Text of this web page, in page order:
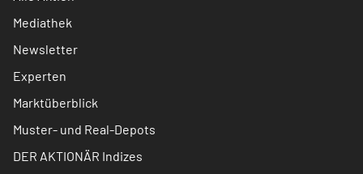
Mediathek
Newsletter
Experten
Marktüberblick
Muster- und Real-Depots
DER AKTIONÄR Indizes